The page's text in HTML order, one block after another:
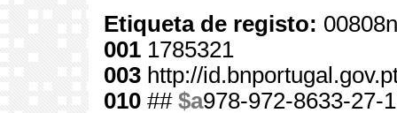
Etiqueta de registo:
001 1785321
003 http://
010 ## $a978-972-8633-27-1